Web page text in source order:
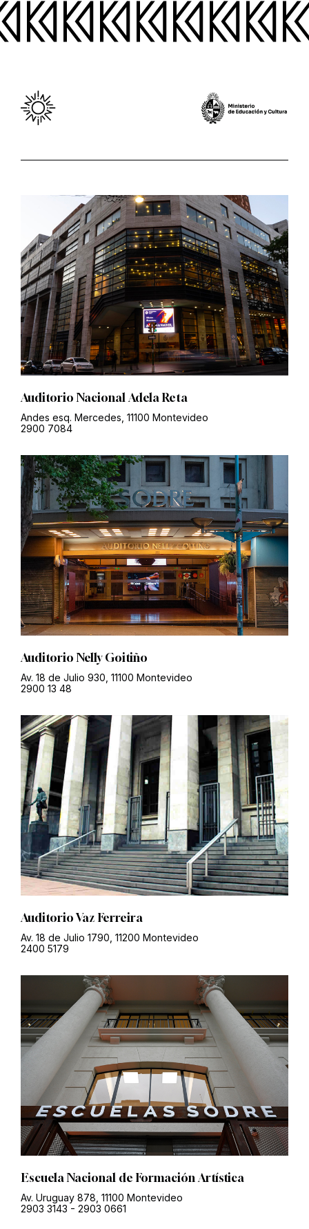
Auditorio Nacional Adela Reta
Andes esq. Mercedes, 11100 Montevideo
2900 7084
Auditorio Nelly Goitiño
Av. 18 de Julio 930, 11100 Montevideo
2900 13 48
Auditorio Vaz Ferreira
Av. 18 de Julio 1790, 11200 Montevideo
2400 5179
Escuela Nacional de Formación Artística
Av. Uruguay 878, 11100 Montevideo
2903 3143 - 2903 0661